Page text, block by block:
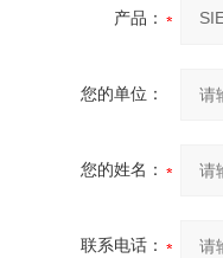
产品：
您的单位：
您的姓名：
联系电话：